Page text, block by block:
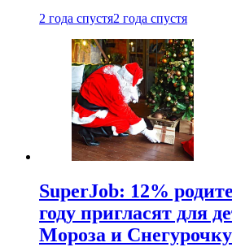
2 года спустя2 года спустя
SuperJob: 12%
году пригласят для
Мороза и Снегурочку